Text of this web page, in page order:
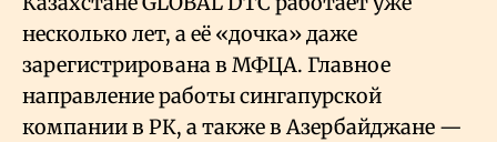
несколько лет, а её «дочка» даже
зарегистрирована в МФЦА. Главное
направление работы сингапурской
компании в РК, а также в Азербайджане —